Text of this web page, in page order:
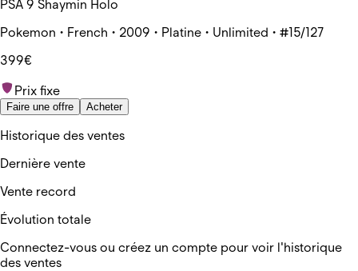
PSA 9 Shaymin Holo
Pokemon • French • 2009 • Platine • Unlimited • #15/127
399€
Prix fixe
Faire une offre Acheter
Historique des ventes
Dernière vente
Vente record
Évolution totale
Connectez-vous ou créez un compte pour voir l'historique
des ventes